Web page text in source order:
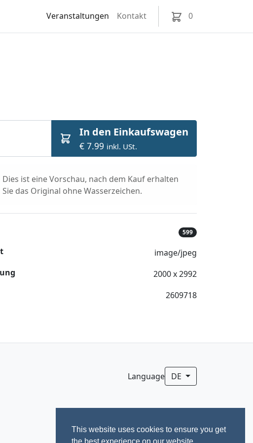
This website uses cookies to ensure you get
Veranstaltungen Kontakt 0
In den Einkaufswagen
€ 7.99 inkl. USt.
Dies ist eine Vorschau, nach dem Kauf erhalten
Sie das Original ohne Wasserzeichen.
599
image/jpeg
2000 x 2992
2609718
Language DE